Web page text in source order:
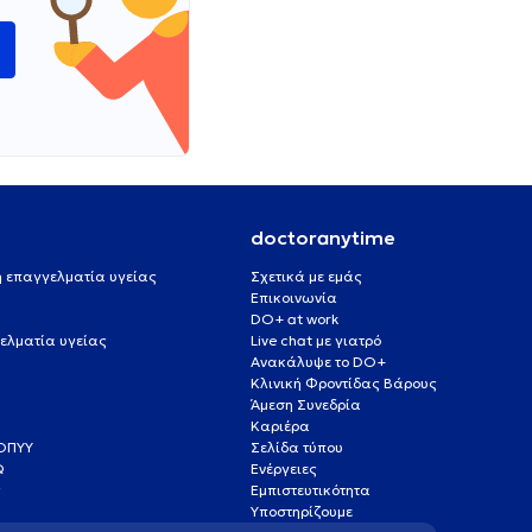
επαγγελματία υγείας
υγείας
doctoranytime
Σχετικά με εμάς
Επικοινωνία
DO+ at work
Live chat με γιατρό
Ανακάλυψε το DO+
Κλινική Φροντίδας Βάρους
Άμεση Συνεδρία
Καριέρα
Σελίδα τύπου
Ενέργειες
Εμπιστευτικότητα
Υποστηρίζουμε